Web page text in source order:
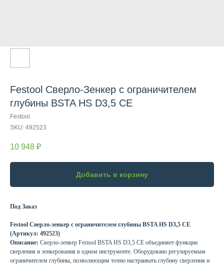
Festool Сверло-Зенкер с ограничителем
глубины BSTA HS D3,5 CE
Festool
SKU: 492523
10 948 ₽
Добавить в корзину
Под Заказ
Festool Сверло-зенкер с ограничителем глубины BSTA HS D3,5 CE
(Артикул: 492523)
Описание: Сверло-зенкер Festool BSTA HS D3,5 CE объединяет функции
сверления и зенкерования в одном инструменте. Оборудовано регулируемым
ограничителем глубины, позволяющим точно настраивать глубину сверления и